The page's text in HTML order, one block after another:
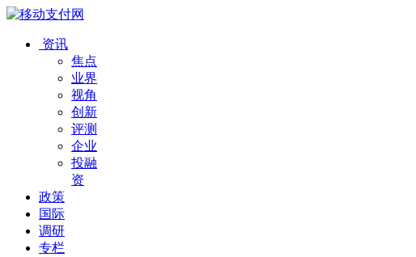
资讯
焦点
业界
视角
创新
评测
企业
投融
资
政策
国际
调研
专栏